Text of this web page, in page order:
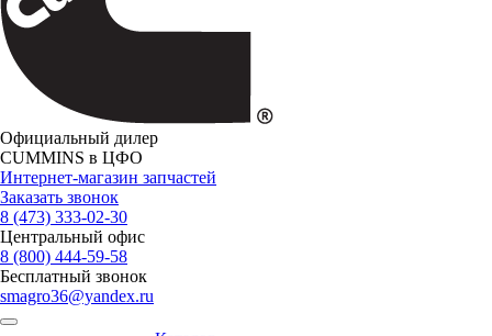
Официальный дилер
CUMMINS в ЦФО
Интернет-магазин запчастей
Заказать звонок
8 (473) 333-02-30
Центральный офис
8 (800) 444-59-58
Бесплатный звонок
smagro36@yandex.ru